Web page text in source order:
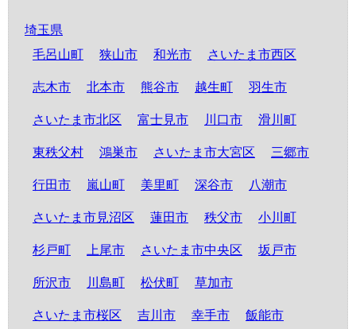
埼玉県
毛呂山町
狭山市 和光市 さいたま市西区
志木市 北本市 熊谷市 越生町 羽生市
さいたま市北区 富士見市 川口市 滑川町
東秩父村 鴻巣市 さいたま市大宮区 三郷市
行田市 嵐山町 美里町 深谷市 八潮市
さいたま市見沼区 蓮田市 秩父市 小川町
杉戸町 上尾市 さいたま市中央区 坂戸市
所沢市 川島町 松伏町 草加市
さいたま市桜区 吉川市 幸手市 飯能市